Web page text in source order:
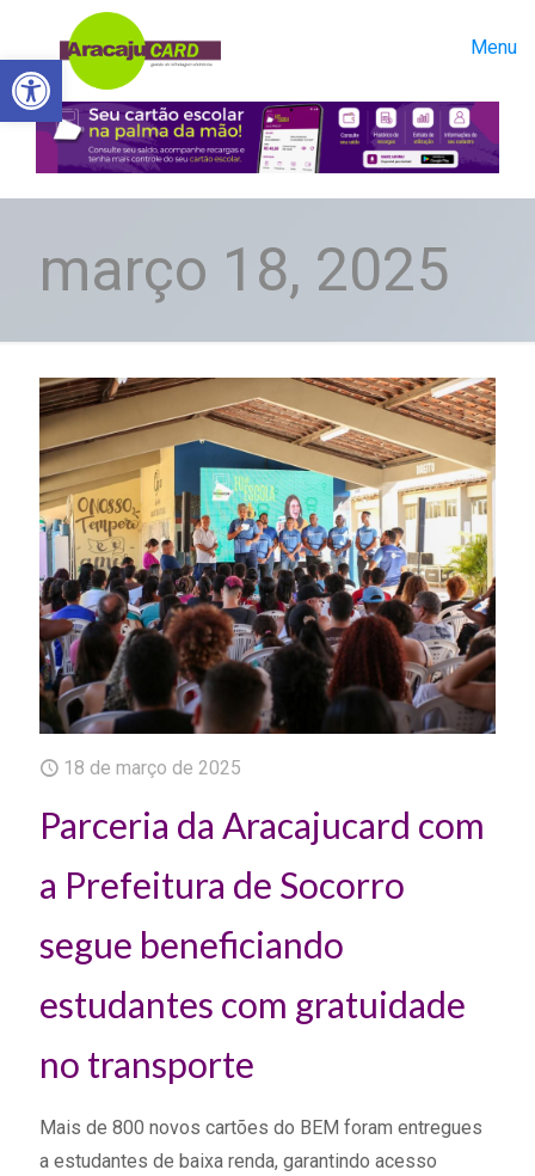
Abrir a barra de ferramentas
Menu
março 18, 2025
18 de março de 2025
Parceria da Aracajucard com
a Prefeitura de Socorro
segue beneficiando
estudantes com gratuidade
no transporte
Mais de 800 novos cartões do BEM foram entregues
a estudantes de baixa renda, garantindo acesso